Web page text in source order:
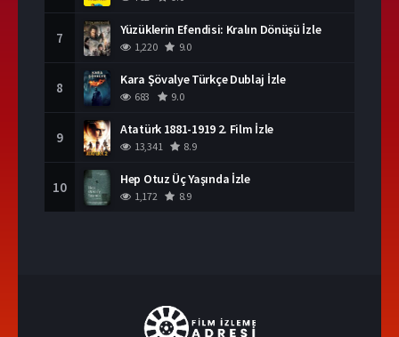
7 Yüzüklerin Efendisi: Kralın Dönüşü İzle
1,220 9.0
8 Kara Şövalye Türkçe Dublaj İzle
683 9.0
9 Atatürk 1881-1919 2. Film İzle
13,341 8.9
10 Hep Otuz Üç Yaşında İzle
1,172 8.9